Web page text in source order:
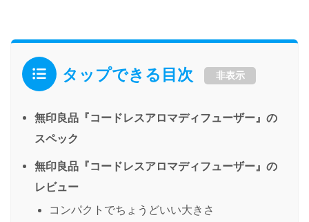
タップできる目次 非表示
無印良品『コードレスアロマディフューザー』の
スペック
無印良品『コードレスアロマディフューザー』の
レビュー
コンパクトでちょうどいい大きさ